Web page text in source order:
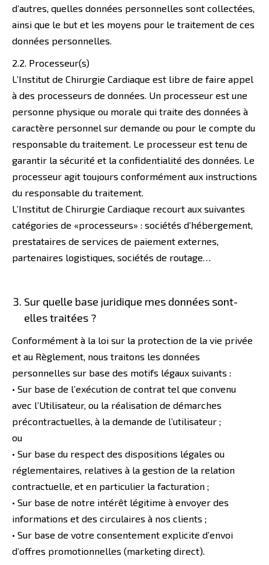
d’autres, quelles données personnelles sont collectées,
ainsi que le but et les moyens pour le traitement de ces
données personnelles.
2.2. Processeur(s)
L’Institut de Chirurgie Cardiaque est libre de faire appel
à des processeurs de données. Un processeur est une
personne physique ou morale qui traite des données à
caractère personnel sur demande ou pour le compte du
responsable du traitement. Le processeur est tenu de
garantir la sécurité et la confidentialité des données. Le
processeur agit toujours conformément aux instructions
du responsable du traitement.
L’Institut de Chirurgie Cardiaque recourt aux suivantes
catégories de «processeurs» : sociétés d’hébergement,
prestataires de services de paiement externes,
partenaires logistiques, sociétés de routage…
Sur quelle base juridique mes données sont-
elles traitées ?
Conformément à la loi sur la protection de la vie privée
et au Règlement, nous traitons les données
personnelles sur base des motifs légaux suivants :
• Sur base de l’exécution de contrat tel que convenu
avec l’Utilisateur, ou la réalisation de démarches
précontractuelles, à la demande de l’utilisateur ;
ou
• Sur base du respect des dispositions légales ou
réglementaires, relatives à la gestion de la relation
contractuelle, et en particulier la facturation ;
• Sur base de notre intérêt légitime à envoyer des
informations et des circulaires à nos clients ;
• Sur base de votre consentement explicite d’envoi
d’offres promotionnelles (marketing direct).